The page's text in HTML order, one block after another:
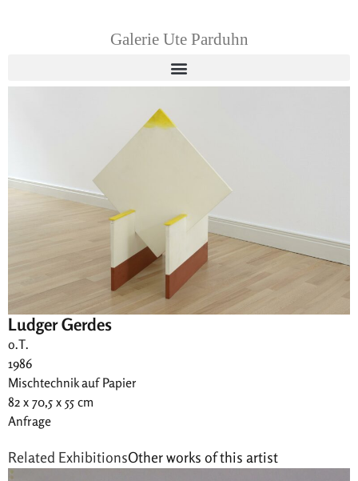
Galerie Ute Parduhn
Ludger Gerdes
o.T.
1986
Mischtechnik auf Papier
82 x 70,5 x 55 cm
Anfrage
Related ExhibitionsOther works of this artist